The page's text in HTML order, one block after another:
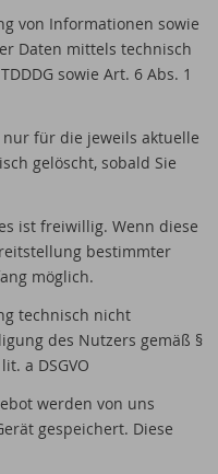
von Informationen sowie
Daten mittels technisch
sowie Art. 6 Abs. 1
nur für die jeweils aktuelle
gelöscht, sobald Sie
ist freiwillig. Wenn diese
bestimmter
möglich.
technisch nicht
des Nutzers gemäß §
a DSGVO
werden von uns
gespeichert. Diese